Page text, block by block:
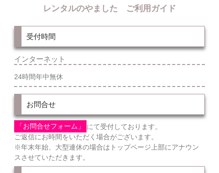
レンタルのやました ご利用ガイド
受付時間
インターネット
24時間年中無休
お問合せ
「お問合せフォーム」
にて受付しております。
ご返信にお時間をいただく場合がございます。
※年末年始、大型連休の場合はトップページ上部にアナウン
スさせていただきます。